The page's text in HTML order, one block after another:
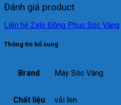
Đánh giá product
Liên hệ Zalo Đồng Phục Sóc Vàng
Thông tin bổ sung
Brand May Sóc Vàng
Chất liệu vải len